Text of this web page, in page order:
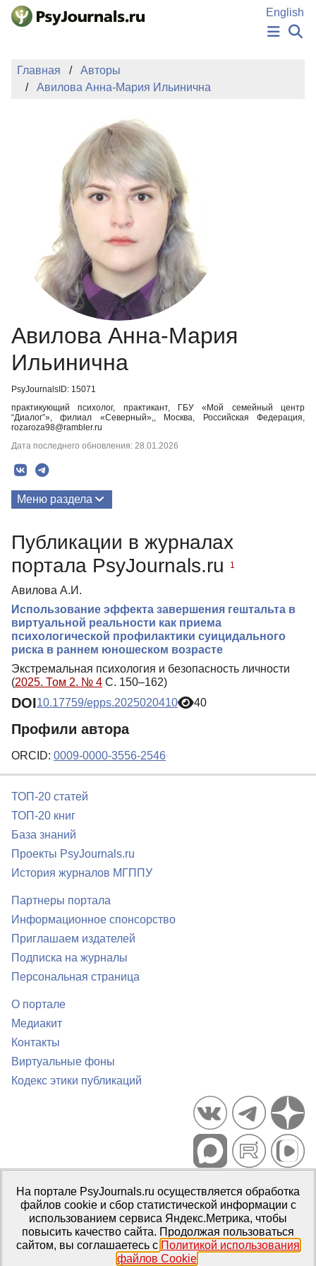
Перейти к основному содержанию
English
ИЗДАНИЯ
АВТОРЫ
БАЗА ЗНАНИЙ
КЛЮЧЕВЫЕ СЛОВА
Регистрация
Главная
Авторы
Авилова Анна-Мария Ильинична
Авилова Анна-Мария
Ильинична
PsyJournalsID: 15071
практикующий психолог, практикант, ГБУ «Мой семейный центр
“Диалог”», филиал «Северный»,, Москва, Российская Федерация,
rozaroza98@rambler.ru
Дата последнего обновления: 28.01.2026
Меню раздела
Медиа-материалы
Публикации в журналах
портала PsyJournals.ru
1
Авилова А.И.
Использование эффекта завершения гештальта в
виртуальной реальности как приема
психологической профилактики суицидального
риска в раннем юношеском возрасте
Экстремальная психология и безопасность личности
(2025. Том 2. № 4 С. 150–162)
DOI10.17759/epps.2025020410 40
Профили автора
ORCID: 0009-0000-3556-2546
ТОП-20 статей
ТОП-20 книг
База знаний
Проекты PsyJournals.ru
История журналов МГППУ
Партнеры портала
Информационное спонсорство
Приглашаем издателей
Подписка на журналы
Персональная страница
О портале
Медиакит
Контакты
Виртуальные фоны
Кодекс этики публикаций
Портал психологических изданий PsyJournals.ru, 2007–2026
Правила использования материалов
Свидетельство регистрации СМИЭл № ФС77-66447 от 14 июля
2016 г.
Издатель: ФГБОУ ВО МГППУ
На портале PsyJournals.ru осуществляется обработка
файлов cookie и сбор статистической информации с
использованием сервиса Яндекс.Метрика, чтобы
повысить качество сайта. Продолжая пользоваться
сайтом, вы соглашаетесь с Политикой использования
файлов Cookie.